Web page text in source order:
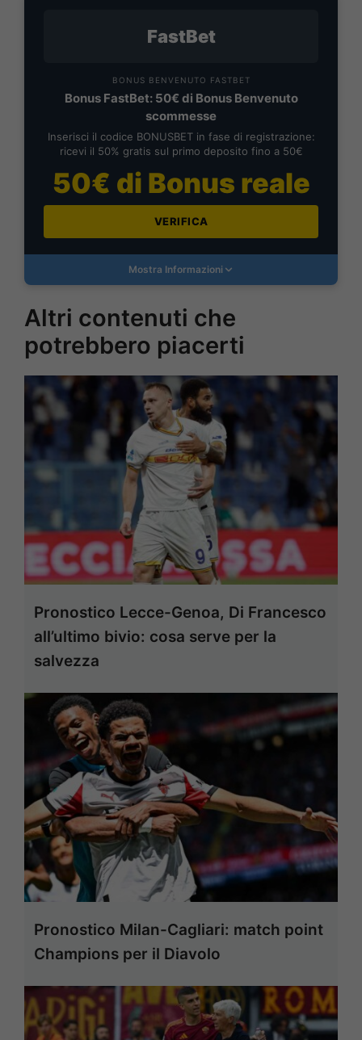
FastBet
BONUS BENVENUTO FASTBET
Bonus FastBet: 50€ di Bonus Benvenuto
scommesse
Inserisci il codice BONUSBET in fase di registrazione:
ricevi il 50% gratis sul primo deposito fino a 50€
50€ di Bonus reale
VERIFICA
Mostra Informazioni
Altri contenuti che
potrebbero piacerti
Pronostico Lecce-Genoa, Di Francesco
all’ultimo bivio: cosa serve per la
salvezza
Pronostico Milan-Cagliari: match point
Champions per il Diavolo